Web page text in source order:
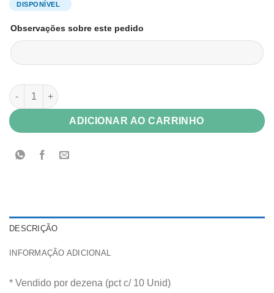
Observações sobre este pedido
Envelope Color Plus 180g Porto Seguro (azul marinho)
ADICIONAR AO CARRINHO
DESCRIÇÃO
INFORMAÇÃO ADICIONAL
* Vendido por dezena (pct c/ 10 Unid)